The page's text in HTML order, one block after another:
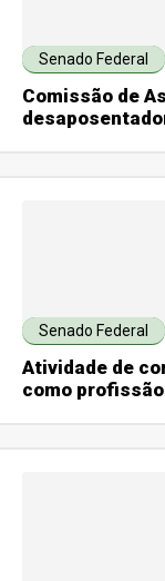
Senado Federal
Comissão de
Senado Federal
Atividade de
como